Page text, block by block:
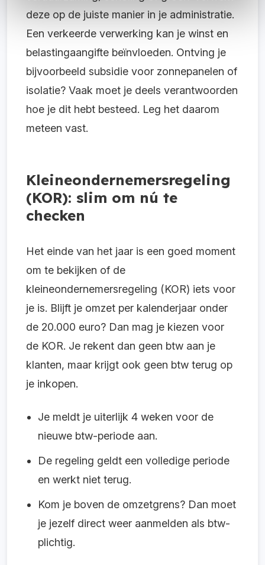
deze op de juiste manier in je administratie.
Een verkeerde verwerking kan je winst en
belastingaangifte beïnvloeden. Ontving je
bijvoorbeeld subsidie voor zonnepanelen of
isolatie? Vaak moet je deels verantwoorden
hoe je dit hebt besteed. Leg het daarom
meteen vast.
Kleineondernemersregeling
(KOR): slim om nú te
checken
Het einde van het jaar is een goed moment
om te bekijken of de
kleineondernemersregeling (KOR) iets voor
je is. Blijft je omzet per kalenderjaar onder
de 20.000 euro? Dan mag je kiezen voor
de KOR. Je rekent dan geen btw aan je
klanten, maar krijgt ook geen btw terug op
je inkopen.
Je meldt je uiterlijk 4 weken voor de
nieuwe btw-periode aan.
De regeling geldt een volledige periode
en werkt niet terug.
Kom je boven de omzetgrens? Dan moet
je jezelf direct weer aanmelden als btw-
plichtig.